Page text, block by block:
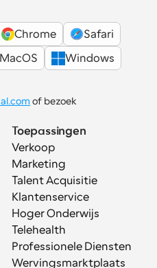
Chrome
Safari
MacOS
Windows
Toepassingen
Verkoop
Marketing
Talent Acquisitie
Klantenservice
Hoger Onderwijs
Telehealth
Professionele Diensten
Wervingsmarktplaats